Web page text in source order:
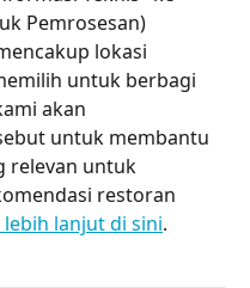
Pemrosesan)
lokasi
untuk berbagi
akan
untuk membantu
relevan untuk
restoran
lebih lanjut di sini.